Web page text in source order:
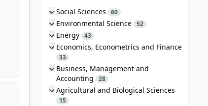
Social Sciences 60
Environmental Science 52
Energy 43
Economics, Econometrics and Finance
33
Business, Management and
Accounting
28
Agricultural and Biological Sciences
15